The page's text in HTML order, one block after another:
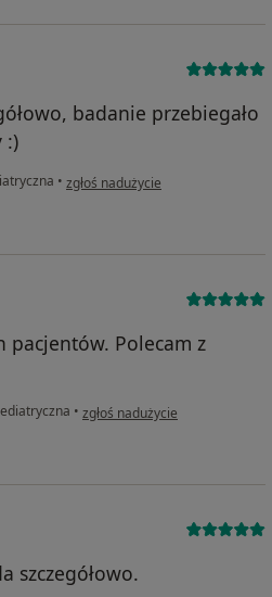
badanie przebiegało
:)
• w opinii użytkownika Mama Gabrysi
zgłoś nadużycie
pacjentów. Polecam z
• w opinii użytkownika W. U.
zgłoś nadużycie
szczegółowo.